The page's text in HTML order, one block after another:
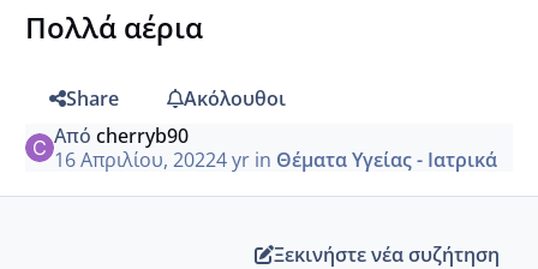
Πολλά αέρια
Share
Ακόλουθοι
Από cherryb90
16 Απριλίου, 20224 yrin Θέματα Υγείας - Ιατρικά
Ξεκινήστε νέα συζήτηση